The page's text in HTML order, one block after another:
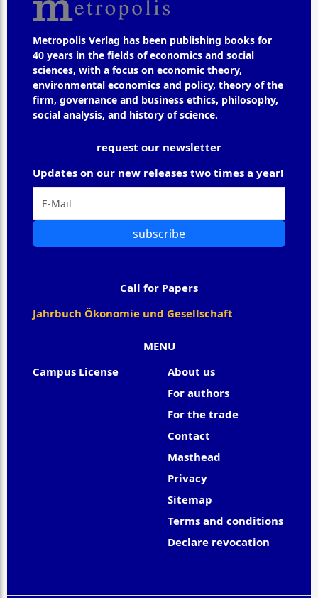
Metropolis Verlag has been publishing books for
40 years in the fields of economics and social
sciences, with a focus on economic theory,
environmental economics and policy, theory of the
firm, governance and business ethics, philosophy,
social analysis, and history of science.
MENU
Campus License
About us
For authors
For the trade
Contact
Masthead
Privacy
Sitemap
Terms and conditions
Declare revocation
request our newsletter
Updates on our new releases two times a year!
subscribe
Call for Papers
Jahrbuch Ökonomie und Gesellschaft